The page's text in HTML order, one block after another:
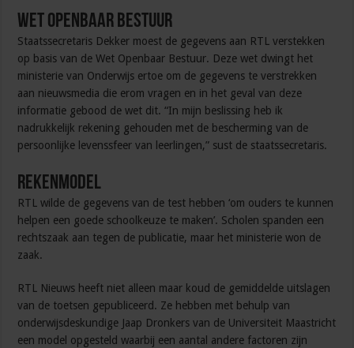
Wet Openbaar bestuur
Staatssecretaris Dekker moest de gegevens aan RTL verstekken
op basis van de Wet Openbaar Bestuur. Deze wet dwingt het
ministerie van Onderwijs ertoe om de gegevens te verstrekken
aan nieuwsmedia die erom vragen en in het geval van deze
informatie gebood de wet dit. “In mijn beslissing heb ik
nadrukkelijk rekening gehouden met de bescherming van de
persoonlijke levenssfeer van leerlingen,” sust de staatssecretaris.
Rekenmodel
RTL wilde de gegevens van de test hebben ‘om ouders te kunnen
helpen een goede schoolkeuze te maken’. Scholen spanden een
rechtszaak aan tegen de publicatie, maar het ministerie won de
zaak.
RTL Nieuws heeft niet alleen maar koud de gemiddelde uitslagen
van de toetsen gepubliceerd. Ze hebben met behulp van
onderwijsdeskundige Jaap Dronkers van de Universiteit Maastricht
een model opgesteld waarbij een aantal andere factoren zijn